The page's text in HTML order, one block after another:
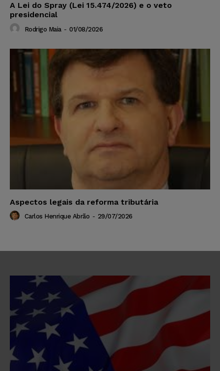
A Lei do Spray (Lei 15.474/2026) e o veto
presidencial
Rodrigo Maia - 01/08/2026
Aspectos legais da reforma tributária
Carlos Henrique Abrão - 29/07/2026